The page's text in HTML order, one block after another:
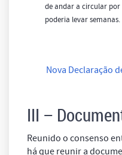
de andar a circular por
poderia levar semanas.
Nova Declaração
III –
Reunido o consenso
há que reunir a